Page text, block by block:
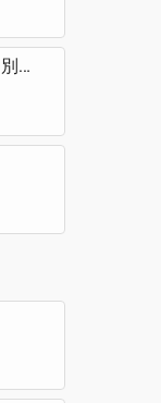
瀧原宮（皇大神宮別宮）